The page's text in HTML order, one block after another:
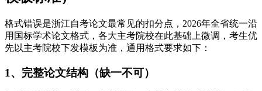
格式错误是浙江自考论文最常见的扣分点，2026年全省统一沿
用国标学术论文格式，各大主考院校在此基础上微调，考生优
先以主考院校下发模板为准，通用格式要求如下：
1、完整论文结构（缺一不可）